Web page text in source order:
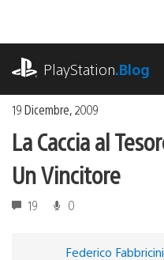
contenuto
PlayStation.Blog
19 Dicembre, 2009
La Caccia al
Un Vincitore
19 0
Federico Fabbricini